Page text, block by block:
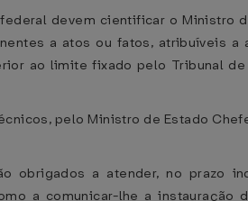
devem cientificar o Ministro
a atos ou fatos, atribuíveis a
ao limite fixado pelo Tribunal
pelo Ministro de Estado
obrigados a atender, no prazo
a comunicar-lhe a instauração